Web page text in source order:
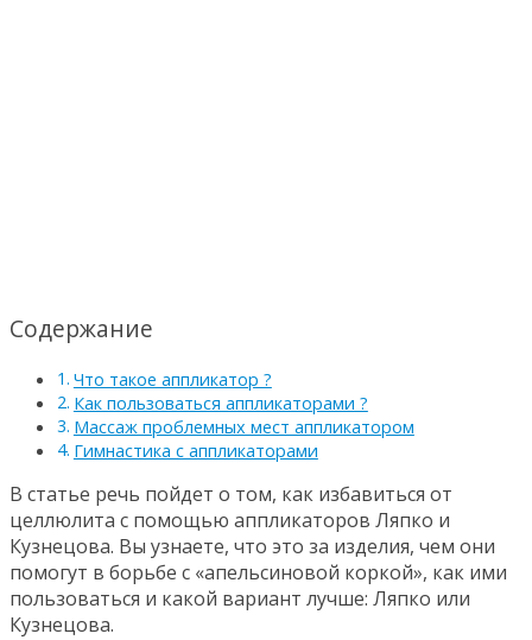
Содержание
Что такое аппликатор ?
Как пользоваться аппликаторами ?
Массаж проблемных мест аппликатором
Гимнастика с аппликаторами
В статье речь пойдет о том, как избавиться от
целлюлита с помощью аппликаторов Ляпко и
Кузнецова. Вы узнаете, что это за изделия, чем они
помогут в борьбе с «апельсиновой коркой», как ими
пользоваться и какой вариант лучше: Ляпко или
Кузнецова.